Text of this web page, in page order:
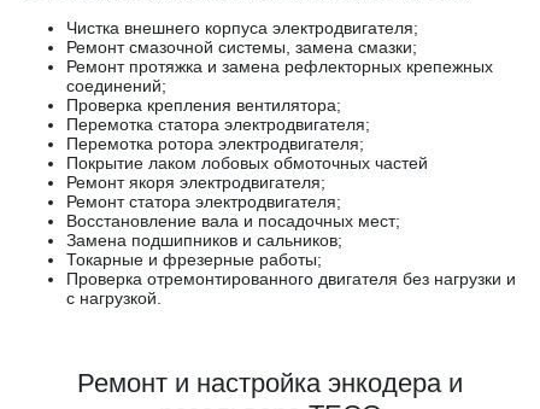
Чистка внешнего корпуса электродвигателя;
Ремонт смазочной системы, замена смазки;
Ремонт протяжка и замена рефлекторных крепежных
соединений;
Проверка крепления вентилятора;
Перемотка статора электродвигателя;
Перемотка ротора электродвигателя;
Покрытие лаком лобовых обмоточных частей
Ремонт якоря электродвигателя;
Ремонт статора электродвигателя;
Восстановление вала и посадочных мест;
Замена подшипников и сальников;
Токарные и фрезерные работы;
Проверка отремонтированного двигателя без нагрузки и
с нагрузкой.
Ремонт и настройка энкодера и